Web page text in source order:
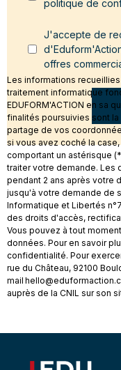
politique de
J'accepte de
offres
Les informations
traitement informatique
EDUFORM'ACTION en sa
finalités poursuivies sont
partage de vos
si vous avez coché la
comportant un astérisque
traiter votre demande. Les
pendant 2 ans après votre
jusqu'à votre demande de
Informatique et Libertés
des droits d'accès,
Vous pouvez à tout
données. Pour en savoir
confidentialité. Pour
rue du Château, 92100
mail
auprès de la CNIL sur son